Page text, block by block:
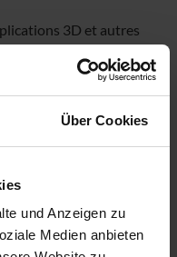
Über Cookies
und Anzeigen zu
Medien anbieten
3D et autres
hôtes de session
pour les connexions de
de bureaux à distance
Vous devez
matériel sur lequel le